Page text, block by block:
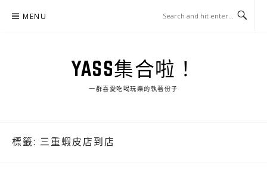
MENU
YASS集合啦！
一群喜愛吃喝玩樂的執著份子
標籤: 三重蝦皮店到店